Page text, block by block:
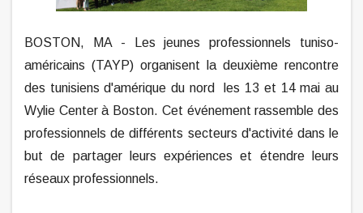
BOSTON, MA - Les jeunes professionnels tuniso-
américains (TAYP) organisent la deuxième rencontre
des tunisiens d'amérique du nord les 13 et 14 mai au
Wylie Center à Boston. Cet événement rassemble des
professionnels de différents secteurs d'activité dans le
but de partager leurs expériences et étendre leurs
réseaux professionnels.